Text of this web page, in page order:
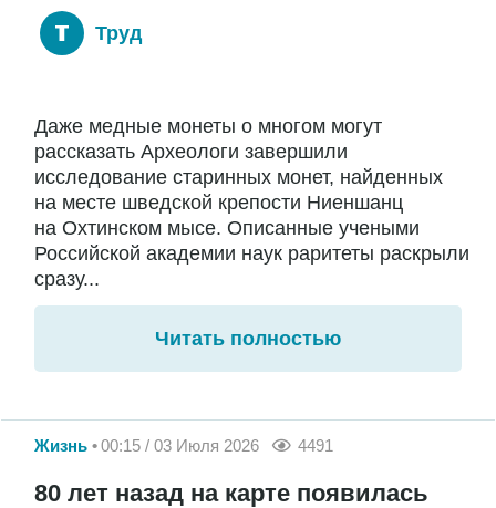
Труд
Даже медные монеты о многом могут
рассказать Археологи завершили
исследование старинных монет, найденных
на месте шведской крепости Ниеншанц
на Охтинском мысе. Описанные учеными
Российской академии наук раритеты раскрыли
сразу...
Читать полностью
Жизнь 00:15 / 03 Июля 2026 4491
80 лет назад на карте появилась